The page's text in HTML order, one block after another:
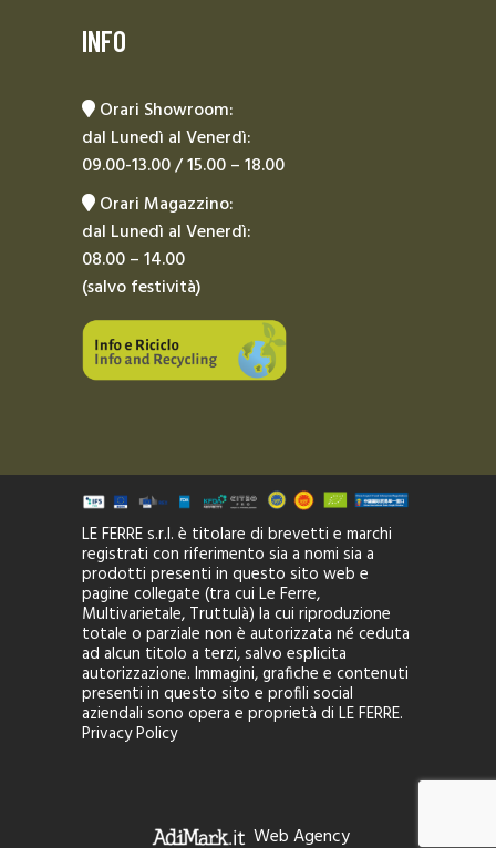
INFO
Orari Showroom:
dal Lunedì al Venerdì:
09.00-13.00 / 15.00 – 18.00
Orari Magazzino:
dal Lunedì al Venerdì:
08.00 – 14.00
(salvo festività)
LE FERRE s.r.l. è titolare di brevetti e marchi
registrati con riferimento sia a nomi sia a
prodotti presenti in questo sito web e
pagine collegate (tra cui Le Ferre,
Multivarietale, Truttulà) la cui riproduzione
totale o parziale non è autorizzata né ceduta
ad alcun titolo a terzi, salvo esplicita
autorizzazione. Immagini, grafiche e contenuti
presenti in questo sito e profili social
aziendali sono opera e proprietà di LE FERRE.
Privacy Policy
Web Agency